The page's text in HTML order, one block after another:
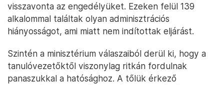
visszavonta az engedélyüket. Ezeken felül 139
alkalommal találtak olyan adminisztrációs
hiányosságot, ami miatt nem indítottak eljárást.
Szintén a minisztérium válaszaiból derül ki, hogy a
tanulóvezetőktől viszonylag ritkán fordulnak
panaszukkal a hatósághoz. A tőlük érkező